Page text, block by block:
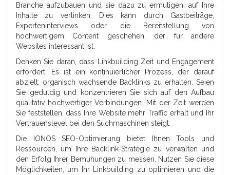
Branche aufzubauen und sie dazu zu ermutigen, auf Ihre
Inhalte zu verlinken. Dies kann durch Gastbeiträge,
Experteninterviews oder die Bereitstellung von
hochwertigem Content geschehen, der für andere
Websites interessant ist.
Denken Sie daran, dass Linkbuilding Zeit und Engagement
erfordert. Es ist ein kontinuierlicher Prozess, der darauf
abzielt, organisch wachsende Backlinks zu erhalten. Seien
Sie geduldig und konzentrieren Sie sich auf den Aufbau
qualitativ hochwertiger Verbindungen. Mit der Zeit werden
Sie feststellen, dass Ihre Website mehr Traffic erhält und Ihr
Vertrauenslevel bei den Suchmaschinen steigt.
Die IONOS SEO-Optimierung bietet Ihnen Tools und
Ressourcen, um Ihre Backlink-Strategie zu verwalten und
den Erfolg Ihrer Bemühungen zu messen. Nutzen Sie diese
Möglichkeiten, um Ihr Linkbuilding zu optimieren und die